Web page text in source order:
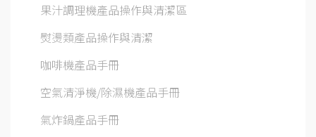
果汁調理機產品操作與清潔區
熨燙類產品操作與清潔
咖啡機產品手冊
空氣清淨機/除濕機產品手冊
氣炸鍋產品手冊